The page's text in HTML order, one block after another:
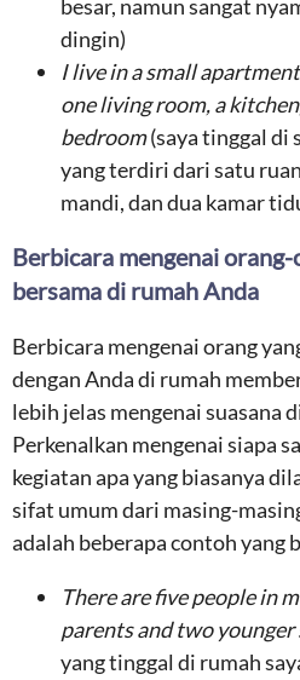
besar, namun sangat
dingin)
I live in a small
one living room, a
bedroom(saya tinggal di
yang terdiri dari satu
mandi, dan dua kamar
Berbicara mengenai
bersama di rumah Anda
Berbicara mengenai orang
dengan Anda di rumah
lebih jelas mengenai suasana
Perkenalkan mengenai siapa
kegiatan apa yang biasanya
sifat umum dari masing-
adalah beberapa contoh yang
There are five people in
parents and two
yang tinggal di rumah